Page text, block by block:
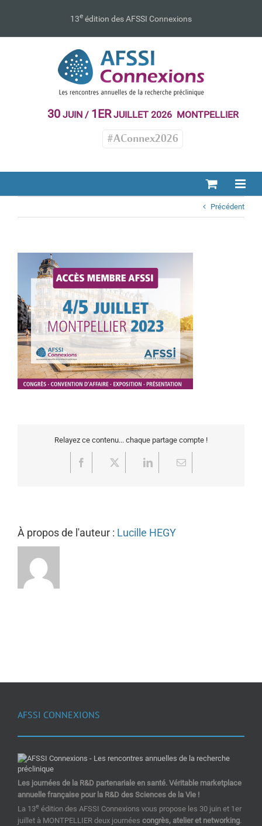
13e édition des AFSSI Connexions
30JUIN / 1ERJUILLET 2026 MONTPELLIER
#AConnex2026
Précédent
Relayez ce contenu... chaque partage compte !
Facebook LinkedInEmail
À propos de l'auteur : Lucille HEGY
AFSSI CONNEXIONS
Les journées de la R&D partenariale en santé. Véritable marketplace
annuelle française pour la R&D des Sciences de la Vie !
La 13e édition des AFSSI Connexions vous propose les 30 juin et 1er
juillet à MONTPELLIER deux journées congrès, atelier et networking.